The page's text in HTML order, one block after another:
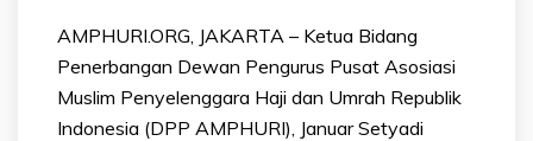
AMPHURI.ORG, JAKARTA – Ketua Bidang
Penerbangan Dewan Pengurus Pusat Asosiasi
Muslim Penyelenggara Haji dan Umrah Republik
Indonesia (DPP AMPHURI), Januar Setyadi